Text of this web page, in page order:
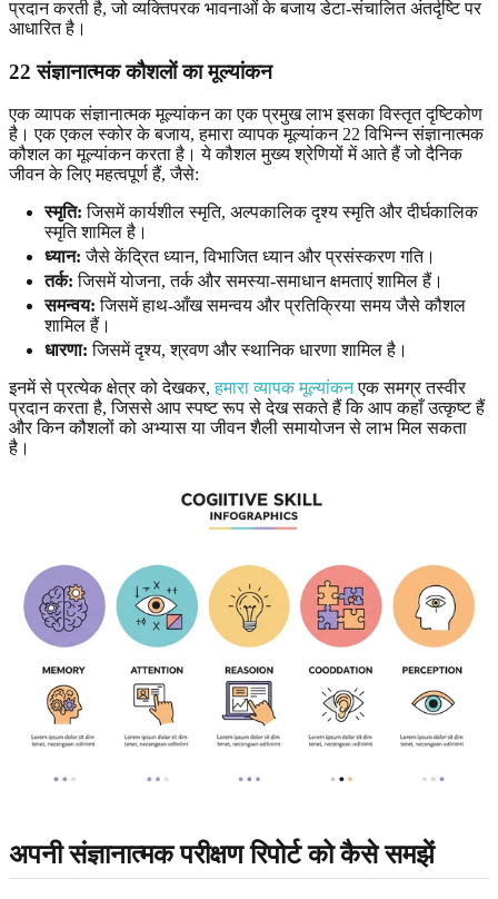
प्रदान करती है, जो व्यक्तिपरक भावनाओं के बजाय डेटा-संचालित अंतर्दृष्टि पर
आधारित है।
22 संज्ञानात्मक कौशलों का मूल्यांकन
एक व्यापक संज्ञानात्मक मूल्यांकन का एक प्रमुख लाभ इसका विस्तृत दृष्टिकोण
है। एक एकल स्कोर के बजाय, हमारा व्यापक मूल्यांकन 22 विभिन्न संज्ञानात्मक
कौशल का मूल्यांकन करता है। ये कौशल मुख्य श्रेणियों में आते हैं जो दैनिक
जीवन के लिए महत्वपूर्ण हैं, जैसे:
स्मृति: जिसमें कार्यशील स्मृति, अल्पकालिक दृश्य स्मृति और दीर्घकालिक
स्मृति शामिल है।
ध्यान: जैसे केंद्रित ध्यान, विभाजित ध्यान और प्रसंस्करण गति।
तर्क: जिसमें योजना, तर्क और समस्या-समाधान क्षमताएं शामिल हैं।
समन्वय: जिसमें हाथ-आँख समन्वय और प्रतिक्रिया समय जैसे कौशल
शामिल हैं।
धारणा: जिसमें दृश्य, श्रवण और स्थानिक धारणा शामिल है।
इनमें से प्रत्येक क्षेत्र को देखकर,हमारा व्यापक मूल्यांकनएक समग्र तस्वीर
प्रदान करता है, जिससे आप स्पष्ट रूप से देख सकते हैं कि आप कहाँ उत्कृष्ट हैं
और किन कौशलों को अभ्यास या जीवन शैली समायोजन से लाभ मिल सकता
है।
अपनीसंज्ञानात्मक परीक्षण रिपोर्टको कैसे समझें